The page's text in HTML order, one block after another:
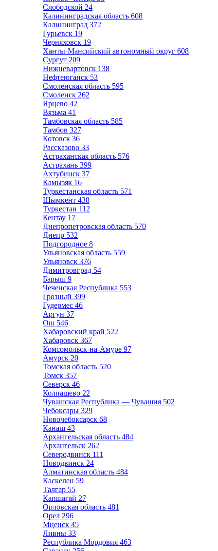
Слободской 24
Калининградская область 608
Калининград 372
Гурьевск 19
Черняховск 19
Ханты-Мансийский автономный округ 608
Сургут 209
Нижневартовск 138
Нефтеюганск 53
Смоленская область 595
Смоленск 262
Ярцево 42
Вязьма 41
Тамбовская область 585
Тамбов 327
Котовск 36
Рассказово 33
Астраханская область 576
Астрахань 399
Ахтубинск 37
Камызяк 16
Туркестанская область 571
Шымкент 438
Туркестан 112
Кентау 17
Днепропетровская область 570
Днепр 532
Подгородное 8
Ульяновская область 559
Ульяновск 376
Димитровград 54
Барыш 9
Чеченская Республика 553
Грозный 399
Гудермес 46
Аргун 37
Ош 546
Хабаровский край 522
Хабаровск 367
Комсомольск-на-Амуре 97
Амурск 20
Томская область 520
Томск 357
Северск 46
Колпашево 22
Чувашская Республика — Чувашия 502
Чебоксары 329
Новочебоксарск 68
Канаш 43
Архангельская область 484
Архангельск 262
Северодвинск 111
Новодвинск 24
Алматинская область 484
Каскелен 59
Талгар 55
Капшагай 27
Орловская область 481
Орел 296
Мценск 45
Ливны 33
Республика Мордовия 463